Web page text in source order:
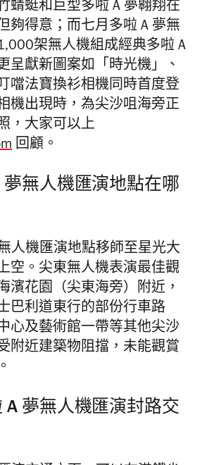
蜻蜓和巨型多啦 A 夢翱翔在
夠得意；而七月多啦 A 夢無
架無人機組成經典多啦 A
呈獻新圖案如「時光機」、
噹法寶換衫相機同時首度登
機出現時，為尖沙咀海旁正
，大家可以上
回顧。
夢無人機匯演地點在哪
人機匯演地點移師至星光大
空。尖東無人機表演最佳觀
濱花園（尖東海旁）附近，
巴利道東行的部份行車路
心及藝術館一帶等其他尖沙
附近建築物阻擋，未能觀賞
。
A 夢無人機匯演封路交